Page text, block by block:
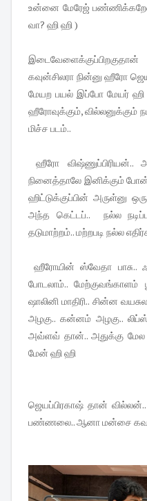
உன்னை மேரேஜ்
வா? ஹி ஹி )
இடைவேளைக்குப்பிறகுதான்
கவுன்சிலரா நின்னு ஹீரோ
மேயற பயல் இப்போ மேயர் ஹி
ஹீரோவுக்கும், வில்லனுக்கும்
மிச்ச படம்..
ஹீரோ
நினைத்தாலே இனிக்கும்
ஹிட்டுக்குப்பின் அருள்னு
அந்த கெட்டப்.. நல்ல
தடுமாற்றம்.. மற்றபடி நல்ல
ஹீரோயின் ஸ்வேதா பாசு..
போடலாம்.. மேற்குவங்காளம்
ஷாலினி மாதிரி.. சின்ன
அழகு.. கன்னம் அழகு..
அவ்ளவ் தான்.. அதுக்கு
மேன் ஹி ஹி
ஜெயப்பிரகாஷ் தான் வில்லன்..
பண்ணலை.. ஆனா மன்சை